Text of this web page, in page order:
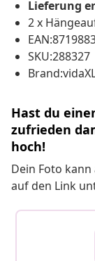
Lieferung
2 x
SKU:288327
Hast du
zufrieden
hoch!
Dein Foto
auf den Link